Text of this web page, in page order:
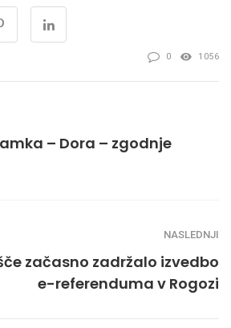
0 1056
– Dora – zgodnje
NASLEDNJI
začasno zadržalo izvedbo
e-referenduma v Rogozi